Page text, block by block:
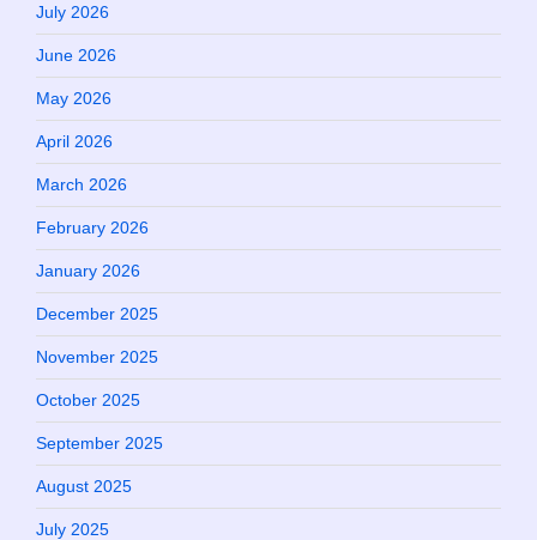
July 2026
June 2026
May 2026
April 2026
March 2026
February 2026
January 2026
December 2025
November 2025
October 2025
September 2025
August 2025
July 2025